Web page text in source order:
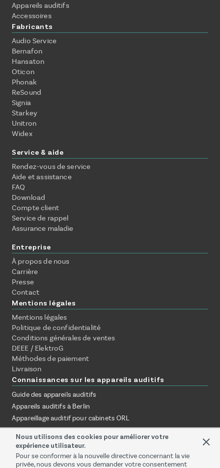
Nous utilisons des cookies pour améliorer votre
expérience utilisateur.
Pour se conformer à la nouvelle directive concernant la vie
privée, nous devons vous demander votre consentement
Appareils auditifs
Accessoires
Fabricants
Audio Service
Bernafon
Hansaton
Oticon
Phonak
ReSound
Signia
Starkey
Unitron
Widex
Service & aide
Rendez-vous de service
Aide et assistance
FAQ
Download
Compte client
Service de rappel
Assurance maladie
Entreprise
À propos de nous
Carrière
Presse
Contact
Mentions légales
Mentions légales
Politique de confidentialité
Conditions générales de ventes
DEEE / ElektroG
Méthodes de paiement
Livraison
Connaissances sur les appareils auditifs
Guide des appareils auditifs
Appareils auditifs à Berlin
Appareillage auditif pour cabinets ORL
Assurance & remboursement
Appareils auditifs sans rendez-vous
Essayer à domicile
En ligne vs. audioprothésiste